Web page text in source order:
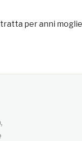
per anni